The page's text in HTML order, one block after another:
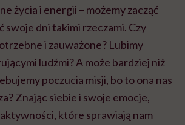
życia i energii – możemy zacząć
swoje dni takimi rzeczami. Czy
i zauważone? Lubimy
ludźmi? A może bardziej niż
poczucia misji, bo to ona nas
Znając siebie i swoje emocje,
które sprawiają nam